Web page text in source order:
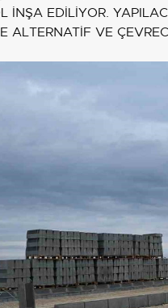
İNŞA EDİLİYOR.
ALTERNATİF VE